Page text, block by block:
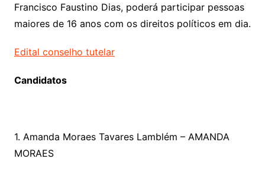
Francisco Faustino Dias, poderá participar pessoas
maiores de 16 anos com os direitos políticos em dia.
Edital conselho tutelar
Candidatos
1. Amanda Moraes Tavares Lamblém – AMANDA
MORAES